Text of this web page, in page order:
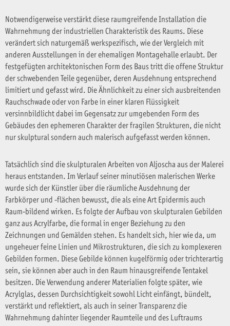
Notwendigerweise verstärkt diese raumgreifende Installation die
Wahrnehmung der industriellen Charakteristik des Raums. Diese
verändert sich naturgemäß werkspezifisch, wie der Vergleich mit
anderen Ausstellungen in der ehemaligen Montagehalle erlaubt. Der
festgefügten architektonischen Form des Baus tritt die offene Struktur
der schwebenden Teile gegenüber, deren Ausdehnung entsprechend
limitiert und gefasst wird. Die Ähnlichkeit zu einer sich ausbreitenden
Rauchschwade oder von Farbe in einer klaren Flüssigkeit
versinnbildlicht dabei im Gegensatz zur umgebenden Form des
Gebäudes den ephemeren Charakter der fragilen Strukturen, die nicht
nur skulptural sondern auch malerisch aufgefasst werden können.
Tatsächlich sind die skulpturalen Arbeiten von Aljoscha aus der Malerei
heraus entstanden. Im Verlauf seiner minutiösen malerischen Werke
wurde sich der Künstler über die räumliche Ausdehnung der
Farbkörper und -flächen bewusst, die als eine Art Epidermis auch
Raum-bildend wirken. Es folgte der Aufbau von skulpturalen Gebilden
ganz aus Acrylfarbe, die formal in enger Beziehung zu den
Zeichnungen und Gemälden stehen. Es handelt sich, hier wie da, um
ungeheuer feine Linien und Mikrostrukturen, die sich zu komplexeren
Gebilden formen. Diese Gebilde können kugelförmig oder trichterartig
sein, sie können aber auch in den Raum hinausgreifende Tentakel
besitzen. Die Verwendung anderer Materialien folgte später, wie
Acrylglas, dessen Durchsichtigkeit sowohl Licht einfängt, bündelt,
verstärkt und reflektiert, als auch in seiner Transparenz die
Wahrnehmung dahinter liegender Raumteile und des Luftraums